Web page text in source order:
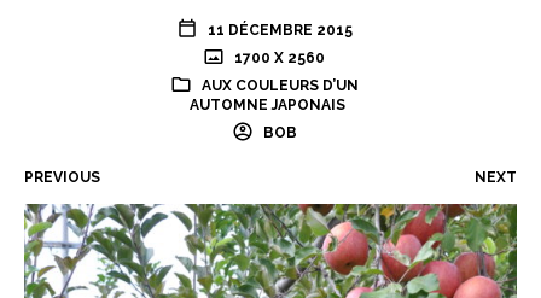
11 DÉCEMBRE 2015
1700 X 2560
AUX COULEURS D’UN
AUTOMNE JAPONAIS
BOB
PREVIOUS NEXT